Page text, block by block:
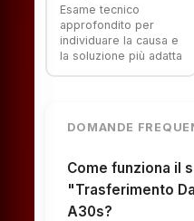
Esame tecnico
approfondito per
individuare la causa e
la soluzione più adatta
DOMANDE
Come funziona il
"Trasferimento
A30s?